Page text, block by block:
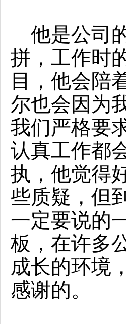
他是公司
拼，工作时
目，他会陪
尔也会因为
我们严格要
认真工作都
执，他觉得
些质疑，但
一定要说的
板，在许多
成长的环境
感谢的。